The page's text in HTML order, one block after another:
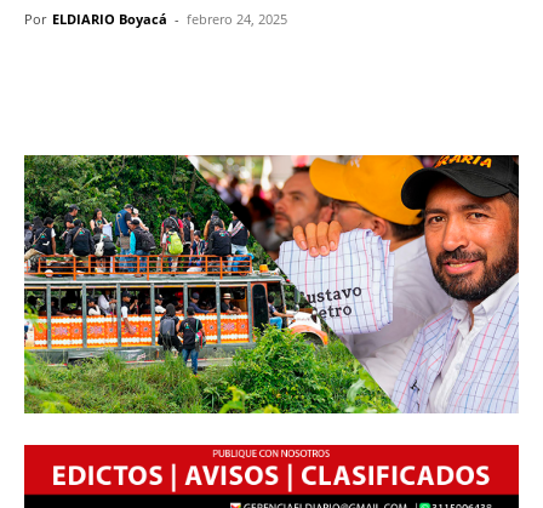
Por ELDIARIO Boyacá - febrero 24, 2025